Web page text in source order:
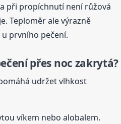
při propíchnutí není růžová
Teploměr ale výrazně
prvního pečení.
přes noc zakrytá?
udržet vlhkost
víkem nebo alobalem.